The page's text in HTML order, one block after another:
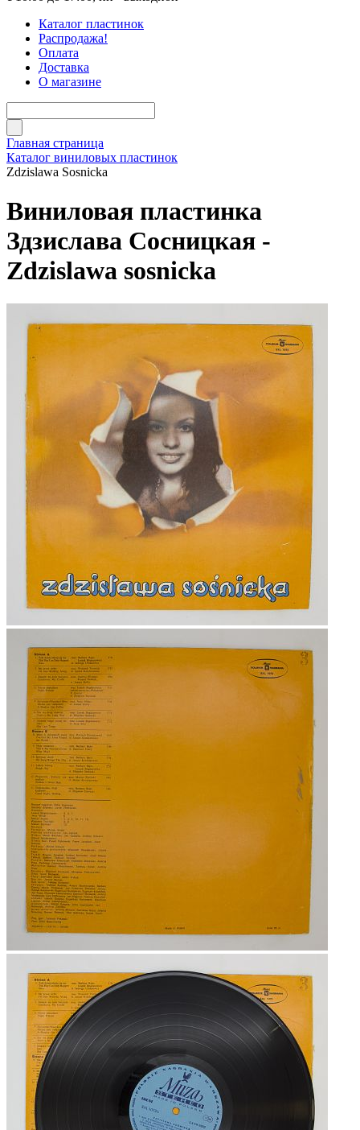
Каталог пластинок
Распродажа!
Оплата
Доставка
О магазине
Главная страница
Каталог виниловых пластинок
Zdzislawa Sosnicka
Виниловая пластинка
Здзислава Сосницкая -
Zdzislawa sosnicka